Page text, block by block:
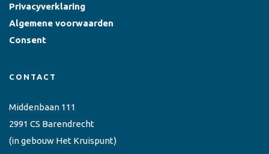
Privacyverklaring
Algemene voorwaarden
Consent
CONTACT
Middenbaan 111
2991 CS Barendrecht
(in gebouw Het Kruispunt)